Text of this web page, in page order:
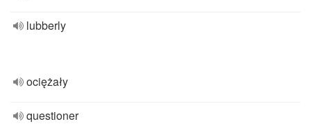
lubberly
ociężały
questioner